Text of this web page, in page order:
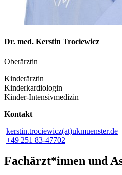
Dr. med. Kerstin Trociewicz
Oberärztin
Kinderärztin
Kinderkardiologin
Kinder-Intensivmedizin
Kontakt
kerstin.trociewicz(at)ukmuenster.de
+49 251 83-47702
Fachärzt*innen und